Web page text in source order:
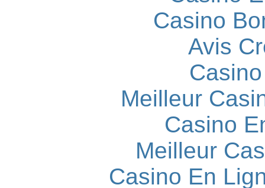
Casino
Avis
Meilleur
Casino
Meilleur
Casino En